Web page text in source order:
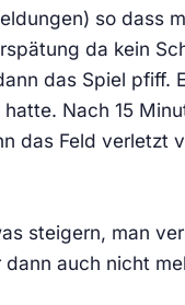
so dass
da kein
das Spiel pfiff.
Nach 15
das Feld verletzt
steigern, man
auch nicht